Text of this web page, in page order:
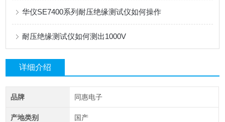
华仪SE7400系列耐压绝缘测试仪如何操作
耐压绝缘测试仪如何测出1000V
详细介绍
品牌 同惠电子
产地类别 国产